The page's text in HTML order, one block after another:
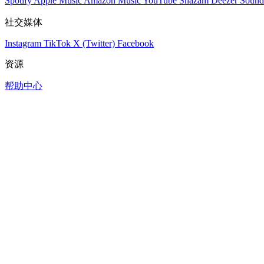
社交媒体
Instagram TikTok X (Twitter) Facebook
资源
帮助中心